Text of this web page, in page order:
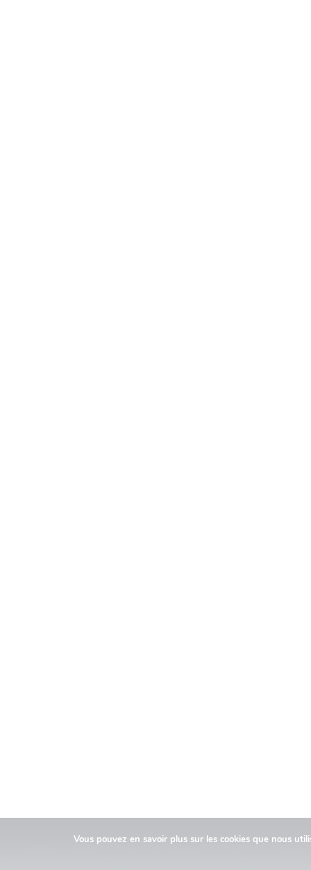
Vous pouvez en savoir plus sur les cookies que nous